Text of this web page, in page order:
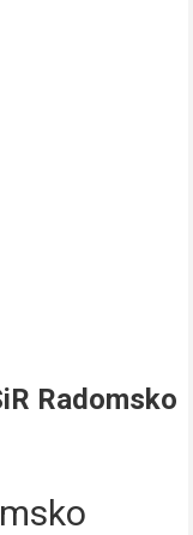
Radomsko